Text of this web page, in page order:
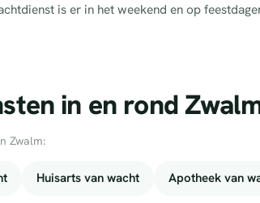
is er in het weekend en op
in en rond
Zwalm:
Huisarts van wacht Apotheek van